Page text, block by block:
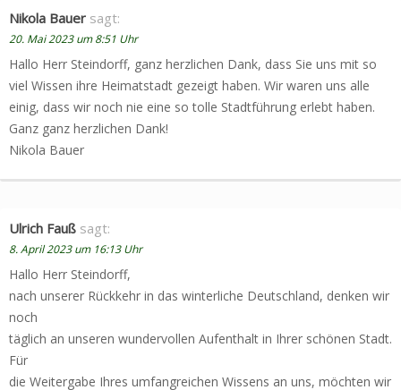
Nikola Bauer sagt:
20. Mai 2023 um 8:51 Uhr
Hallo Herr Steindorff, ganz herzlichen Dank, dass Sie uns mit so
viel Wissen ihre Heimatstadt gezeigt haben. Wir waren uns alle
einig, dass wir noch nie eine so tolle Stadtführung erlebt haben.
Ganz ganz herzlichen Dank!
Nikola Bauer
Ulrich Fauß sagt:
8. April 2023 um 16:13 Uhr
Hallo Herr Steindorff,
nach unserer Rückkehr in das winterliche Deutschland, denken wir
noch
täglich an unseren wundervollen Aufenthalt in Ihrer schönen Stadt.
Für
die Weitergabe Ihres umfangreichen Wissens an uns, möchten wir